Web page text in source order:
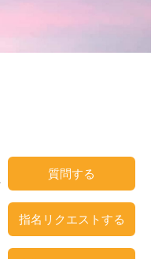
質問する
指名リクエストする